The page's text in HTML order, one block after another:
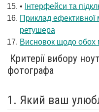
• Інтерфейси та
Приклад ефективної
ретушера
Висновок щодо обох
Критерії вибору
фотографа
1. Який ваш